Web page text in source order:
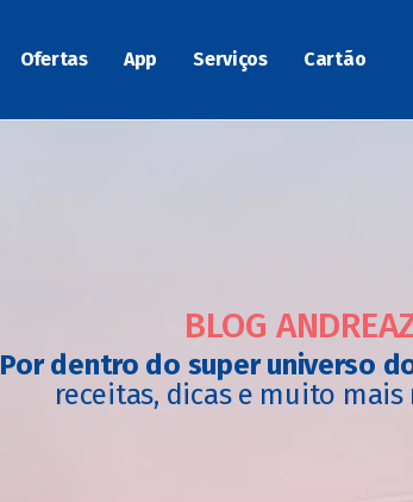
Ofertas App Serviços Cartão
BLOG
Por dentro do super universo
receitas, dicas e muito mais